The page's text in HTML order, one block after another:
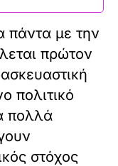
πάντα με την
πρώτον
πολιτικό
πολλά
στόχος